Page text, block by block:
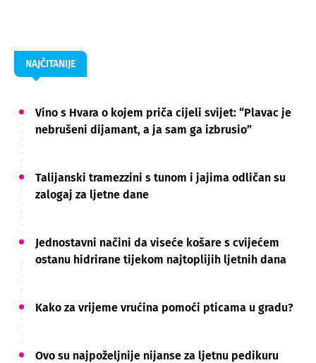
NAJČITANIJE
Vino s Hvara o kojem priča cijeli svijet: “Plavac je
nebrušeni dijamant, a ja sam ga izbrusio”
Talijanski tramezzini s tunom i jajima odličan su
zalogaj za ljetne dane
Jednostavni načini da viseće košare s cvijećem
ostanu hidrirane tijekom najtoplijih ljetnih dana
Kako za vrijeme vrućina pomoći pticama u gradu?
Ovo su najpoželjnije nijanse za ljetnu pedikuru